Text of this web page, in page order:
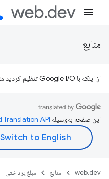
منابع
از اینکه با Google I/O تنظیم کردید متشکریم!
این صفحه به‌وسیله
web.dev منابع مبلغ پرداختی